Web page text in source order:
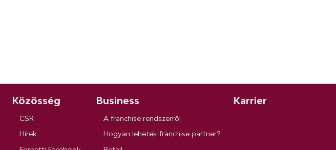
Közösség
CSR
Hírek
Business
A franchise rendszerről
Hogyan lehetek franchise partner?
Karrier